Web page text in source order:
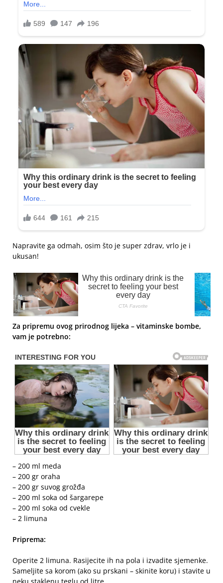
Napravite ga odmah, osim što je super zdrav, vrlo je i
ukusan!
Za pripremu ovog prirodnog lijeka – vitaminske bombe,
vam je potrebno:
– 200 ml meda
– 200 gr oraha
– 200 gr suvog grožđa
– 200 ml soka od šargarepe
– 200 ml soka od cvekle
– 2 limuna
Priprema:
Operite 2 limuna. Rasijecite ih na pola i izvadite sjemenke.
Sameljite sa korom (ako su prskani – skinite koru) i stavite u